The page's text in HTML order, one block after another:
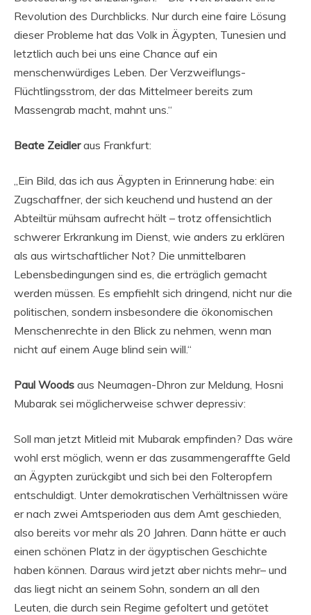
Revolution des Durchblicks. Nur durch eine faire Lösung
dieser Probleme hat das Volk in Ägypten, Tunesien und
letztlich auch bei uns eine Chance auf ein
menschenwürdiges Leben. Der Verzweiflungs-
Flüchtlingsstrom, der das Mittelmeer bereits zum
Massengrab macht, mahnt uns.“
Beate Zeidleraus Frankfurt:
„Ein Bild, das ich aus Ägypten in Erinnerung habe: ein
Zugschaffner, der sich keuchend und hustend an der
Abteiltür mühsam aufrecht hält – trotz offensichtlich
schwerer Erkrankung im Dienst, wie anders zu erklären
als aus wirtschaftlicher Not? Die unmittelbaren
Lebensbedingungen sind es, die erträglich gemacht
werden müssen. Es empfiehlt sich dringend, nicht nur die
politischen, sondern insbesondere die ökonomischen
Menschenrechte in den Blick zu nehmen, wenn man
nicht auf einem Auge blind sein will.“
Paul Woods aus Neumagen-Dhron zur Meldung, Hosni
Mubarak sei möglicherweise schwer depressiv:
Soll man jetzt Mitleid mit Mubarak empfinden? Das wäre
wohl erst möglich, wenn er das zusammengeraffte Geld
an Ägypten zurückgibt und sich bei den Folteropfern
entschuldigt. Unter demokratischen Verhältnissen wäre
er nach zwei Amtsperioden aus dem Amt geschieden,
also bereits vor mehr als 20 Jahren. Dann hätte er auch
einen schönen Platz in der ägyptischen Geschichte
haben können. Daraus wird jetzt aber nichts mehr– und
das liegt nicht an seinem Sohn, sondern an all den
Leuten, die durch sein Regime gefoltert und getötet